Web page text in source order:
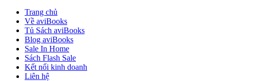
Trang chủ
Về aviBooks
Tủ Sách aviBooks
Blog aviBooks
Sale In Home
Sách Flash Sale
Kết nối kinh doanh
Liên hệ